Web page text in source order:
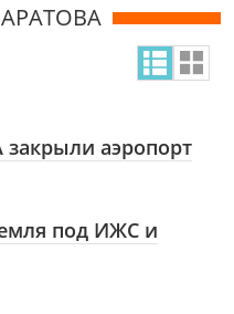
закрыли аэропорт
под ИЖС и